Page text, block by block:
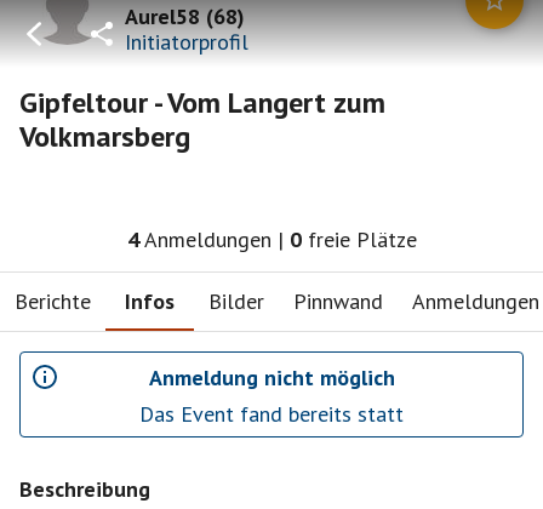
Aurel58(68)
Initiatorprofil
Gipfeltour - Vom Langert zum
Volkmarsberg
4Anmeldungen | 0 freie Plätze
Berichte Infos Bilder Pinnwand Anmeldungen
Anmeldung nicht möglich
Das Event fand bereits statt
Beschreibung